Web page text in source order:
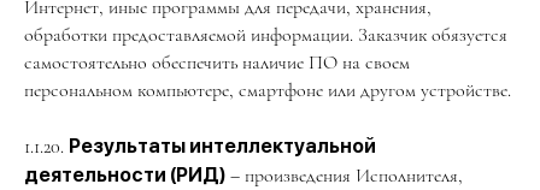
Интернет, иные программы для передачи, хранения,
обработки предоставляемой информации. Заказчик обязуется
самостоятельно обеспечить наличие ПО на своем
персональном компьютере, смартфоне или другом устройстве.
1.1.20. Результаты интеллектуальной
деятельности (РИД) – произведения Исполнителя,